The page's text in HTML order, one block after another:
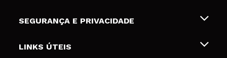
Gift Cards
Envios e Devoluções
Formas de pagamento
SEGURANÇA E PRIVACIDADE
Termos e Privacidade
LINKS ÚTEIS